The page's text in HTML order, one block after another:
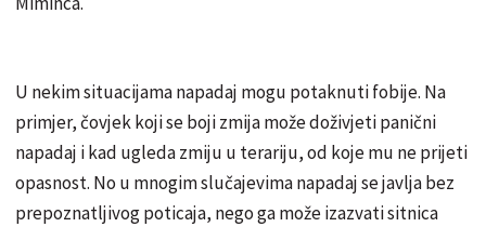
U nekim situacijama napadaj mogu potaknuti fobije. Na
primjer, čovjek koji se boji zmija može doživjetipanični
napadaj i kad ugleda zmiju u terariju, od koje mu ne prijeti
opasnost. No u mnogim slučajevima napadaj se javlja bez
prepoznatljivog poticaja, nego ga može izazvati sitnica